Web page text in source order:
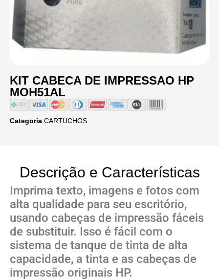
KIT CABECA DE IMPRESSAO HP
MOH51AL
Categoria CARTUCHOS
Descrição e Características
Imprima texto, imagens e fotos com
alta qualidade para seu escritório,
usando cabeças de impressão fáceis
de substituir. Isso é fácil com o
sistema de tanque de tinta de alta
capacidade, a tinta e as cabeças de
impressão originais HP.